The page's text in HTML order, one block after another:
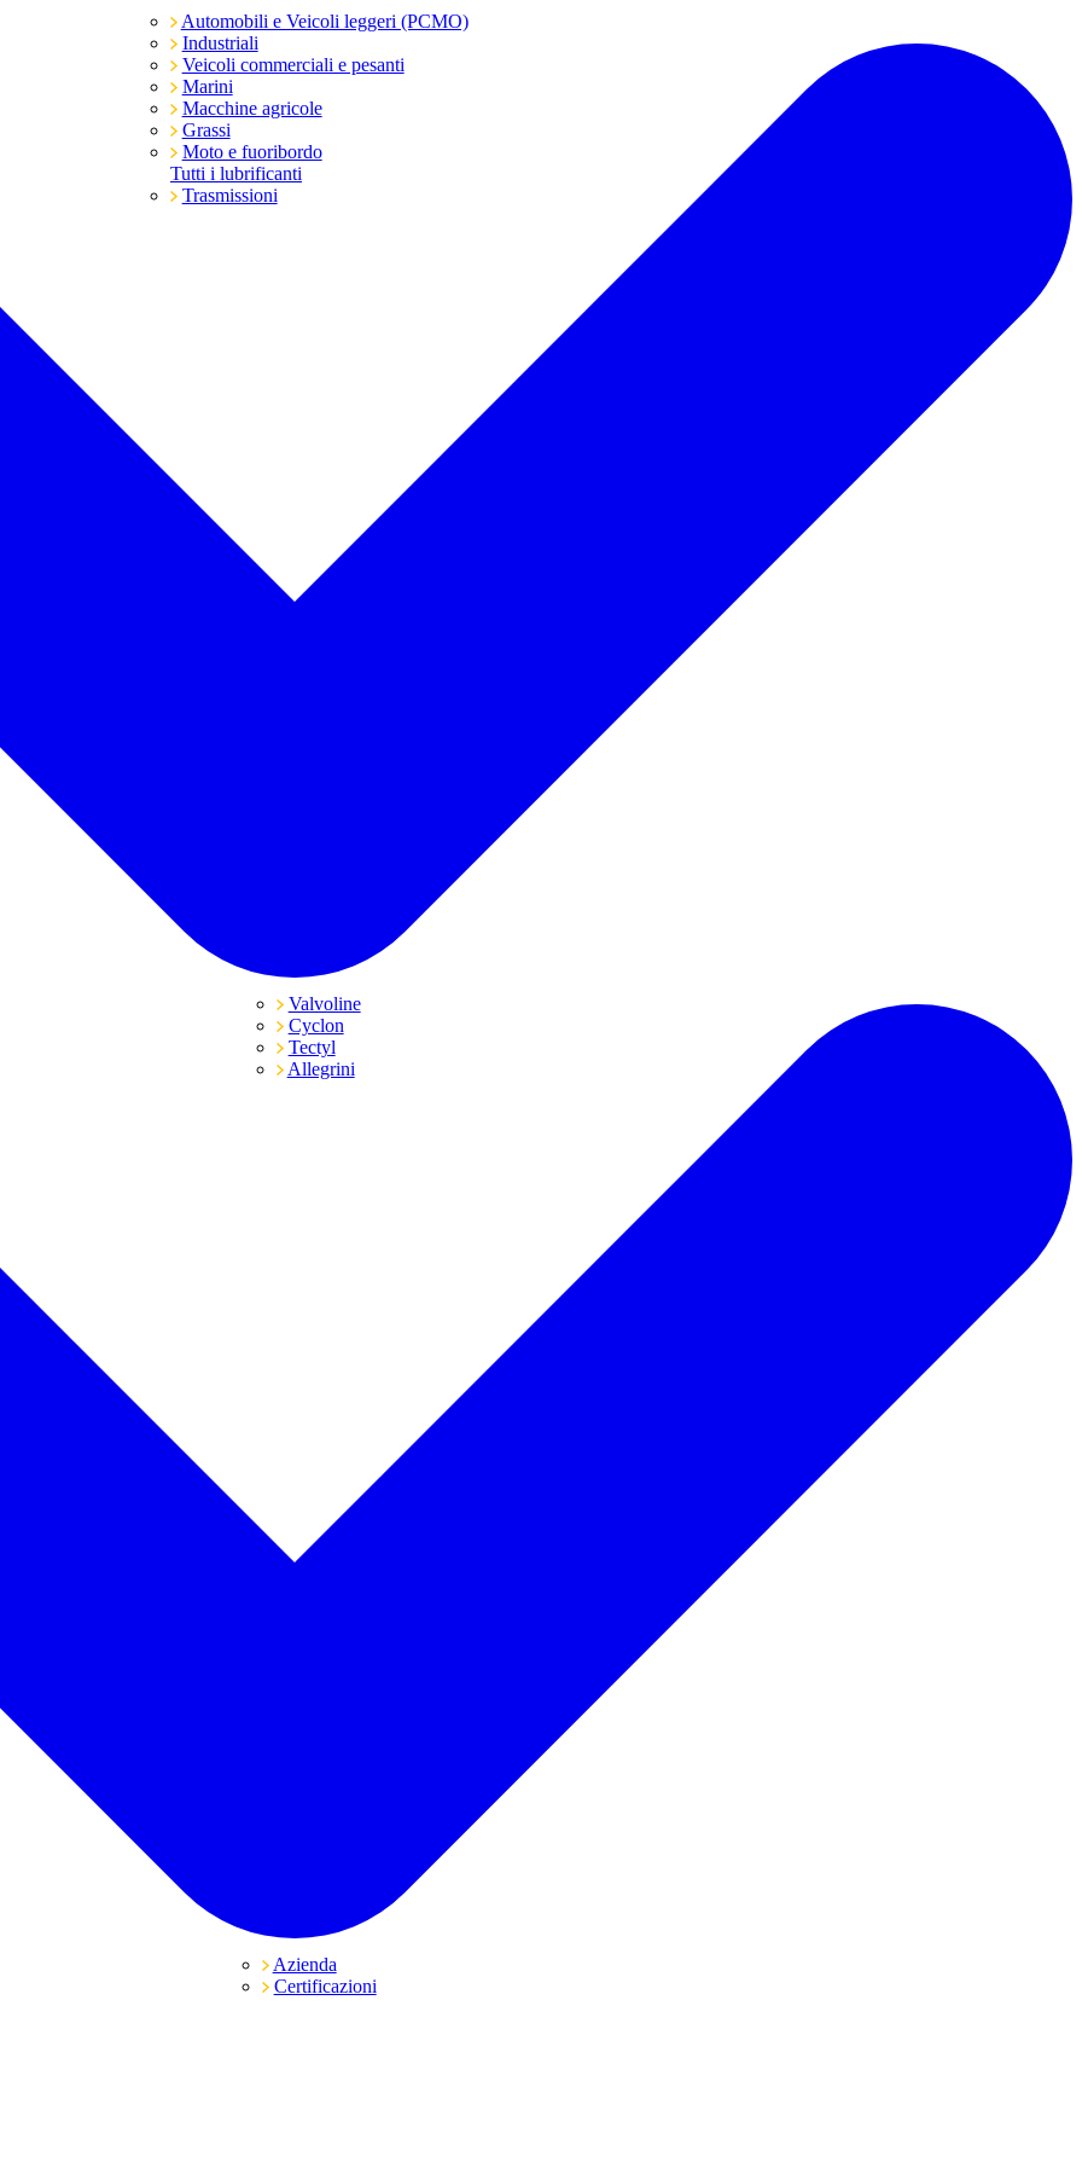
Automobili e Veicoli leggeri (PCMO)
Industriali
Veicoli commerciali e pesanti
Marini
Macchine agricole
Grassi
Moto e fuoribordo
Tutti i lubrificanti
Trasmissioni
Valvoline
Cyclon
Tectyl
Allegrini
Azienda
Certificazioni